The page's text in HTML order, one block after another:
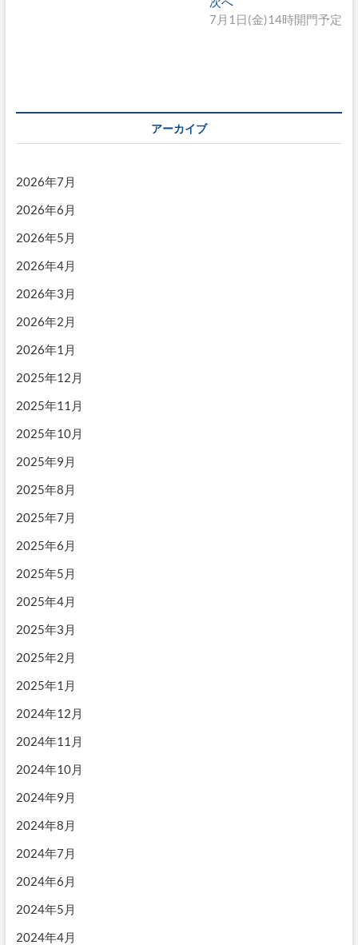
シ
ョ
ン
の
7月1日(金)14時開門予定
アーカイブ
2026年7月
2026年6月
2026年5月
2026年4月
2026年3月
2026年2月
2026年1月
2025年12月
2025年11月
2025年10月
2025年9月
2025年8月
2025年7月
2025年6月
2025年5月
2025年4月
2025年3月
2025年2月
2025年1月
2024年12月
2024年11月
2024年10月
2024年9月
2024年8月
2024年7月
2024年6月
2024年5月
2024年4月